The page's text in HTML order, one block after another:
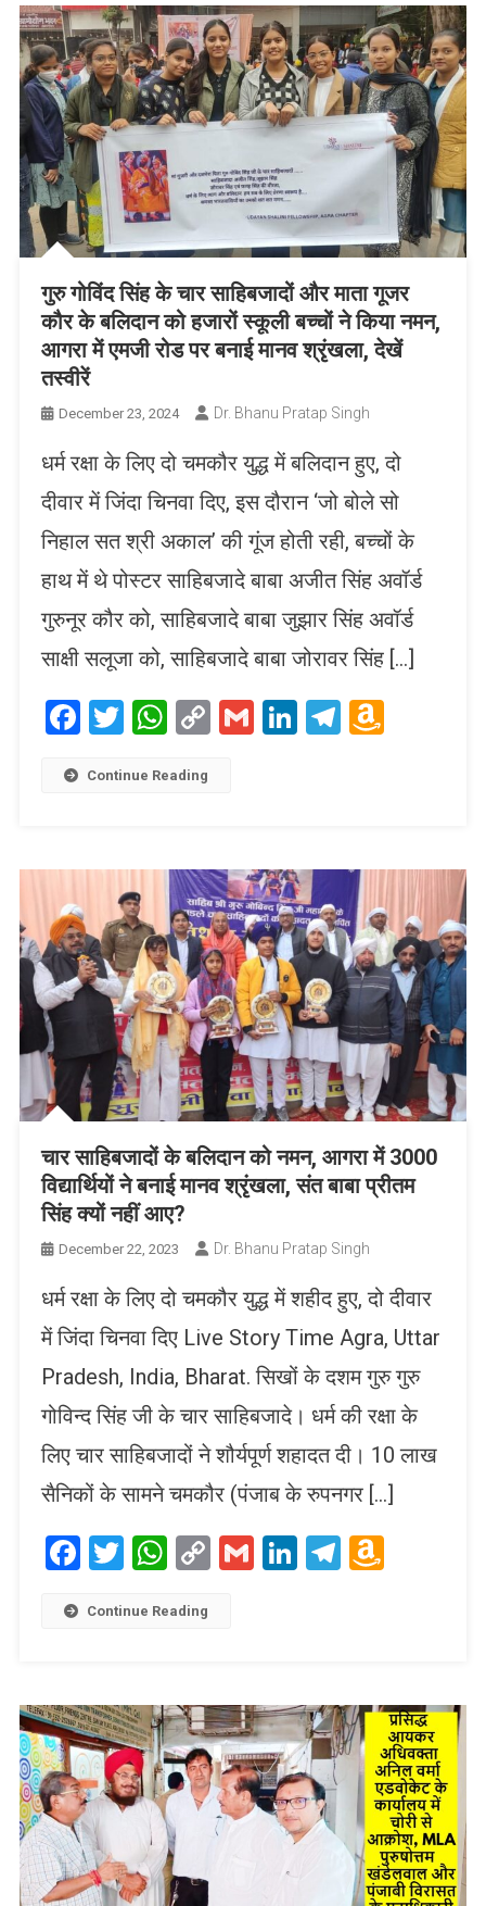
गुरु गोविंद सिंह के चार साहिबजादों और माता गूजर
कौर के बलिदान को हजारों स्कूली बच्चों ने किया नमन,
आगरा में एमजी रोड पर बनाई मानव श्रृंखला, देखें
तस्वीरें
December 23, 2024 Dr. Bhanu Pratap Singh
धर्म रक्षा के लिए दो चमकौर युद्ध में बलिदान हुए, दो
दीवार में जिंदा चिनवा दिए, इस दौरान ‘जो बोले सो
निहाल सत श्री अकाल’ की गूंज होती रही, बच्चों के
हाथ में थे पोस्टर साहिबजादे बाबा अजीत सिंह अवॉर्ड
गुरुनूर कौर को, साहिबजादे बाबा जुझार सिंह अवॉर्ड
साक्षी सलूजा को, साहिबजादे बाबा जोरावर सिंह […]
Facebook
Twitter
WhatsApp
CopyGmailLinkedIn
Telegram
Continue Reading
चार साहिबजादों के बलिदान को नमन, आगरा में 3000
विद्यार्थियों ने बनाई मानव श्रृंखला, संत बाबा प्रीतम
सिंह क्यों नहीं आए?
December 22, 2023 Dr. Bhanu Pratap Singh
धर्म रक्षा के लिए दो चमकौर युद्ध में शहीद हुए, दो दीवार
में जिंदा चिनवा दिए Live Story Time Agra, Uttar
Pradesh, India, Bharat. सिखों के दशम गुरु गुरु
गोविन्द सिंह जी के चार साहिबजादे। धर्म की रक्षा के
लिए चार साहिबजादों ने शौर्यपूर्ण शहादत दी। 10 लाख
सैनिकों के सामने चमकौर (पंजाब के रुपनगर […]
Facebook
Twitter
WhatsApp
CopyGmailLinkedIn
Telegram
Continue Reading